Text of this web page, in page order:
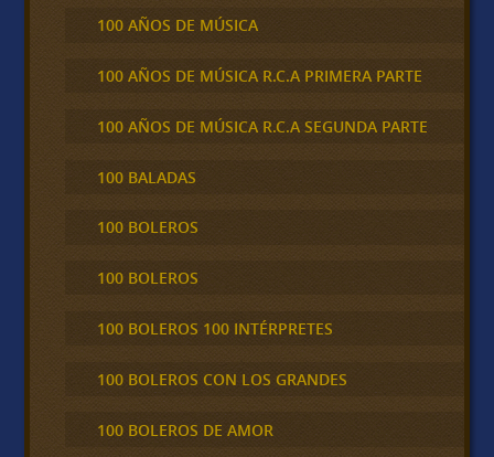
100 AÑOS DE MÚSICA
100 AÑOS DE MÚSICA R.C.A PRIMERA PARTE
100 AÑOS DE MÚSICA R.C.A SEGUNDA PARTE
100 BALADAS
100 BOLEROS
100 BOLEROS
100 BOLEROS 100 INTÉRPRETES
100 BOLEROS CON LOS GRANDES
100 BOLEROS DE AMOR